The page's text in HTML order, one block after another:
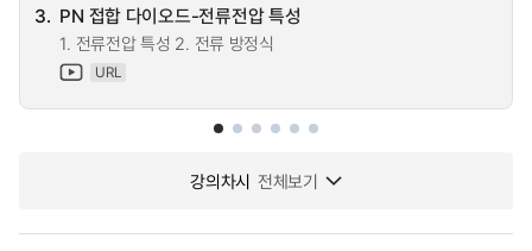
3. PN 접합 다이오드-전류전압 특성
1. 전류전압 특성 2. 전류 방정식
URL
강의차시 전체보기